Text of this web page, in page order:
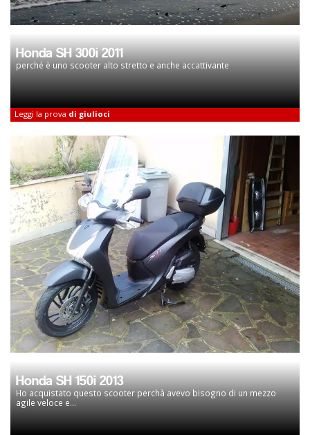
Honda SH 300i 2011
perché è uno scooter alto stretto e anche accattivante
Leggi la prova di giulioci
Honda SH 150i 2013
Ho acquistato questo scooter perchà avevo bisogno di un mezzo
agile veloce e...